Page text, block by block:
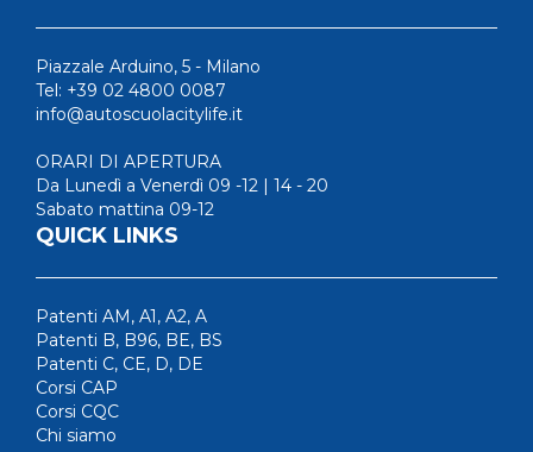
Piazzale Arduino, 5 - Milano
Tel: +39 02 4800 0087
info@autoscuolacitylife.it
ORARI DI APERTURA
Da Lunedì a Venerdì 09 -12 | 14 - 20
Sabato mattina 09-12
QUICK LINKS
Patenti AM, A1, A2, A
Patenti B, B96, BE, BS
Patenti C, CE, D, DE
Corsi CAP
Corsi CQC
Chi siamo